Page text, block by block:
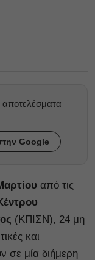
αποτελέσματα
Google
από τις
(ΚΠΙΣΝ), 24 μη
και
σε μία διήμερη